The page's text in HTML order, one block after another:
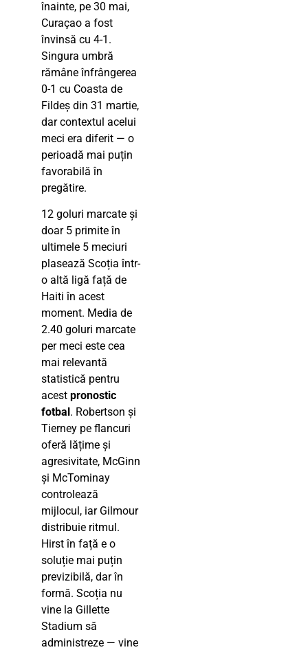
înainte, pe 30 mai,
Curaçao a fost
învinsă cu 4-1.
Singura umbră
rămâne înfrângerea
0-1 cu Coasta de
Fildeș din 31 martie,
dar contextul acelui
meci era diferit — o
perioadă mai puțin
favorabilă în
pregătire.
12 goluri marcate și
doar 5 primite în
ultimele 5 meciuri
plasează Scoția într-
o altă ligă față de
Haiti în acest
moment. Media de
2.40 goluri marcate
per meci este cea
mai relevantă
statistică pentru
acest pronostic
fotbal . Robertson și
Tierney pe flancuri
oferă lățime și
agresivitate, McGinn
și McTominay
controlează
mijlocul, iar Gilmour
distribuie ritmul.
Hirst în față e o
soluție mai puțin
previzibilă, dar în
formă. Scoția nu
vine la Gillette
Stadium să
administreze — vine